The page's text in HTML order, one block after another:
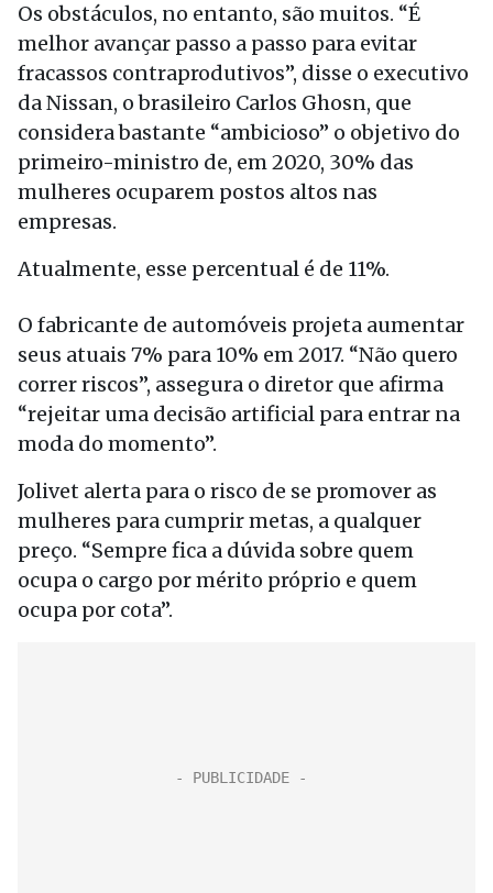
Os obstáculos, no entanto, são muitos. “É
melhor avançar passo a passo para evitar
fracassos contraprodutivos”, disse o executivo
da Nissan, o brasileiro Carlos Ghosn, que
considera bastante “ambicioso” o objetivo do
primeiro-ministro de, em 2020, 30% das
mulheres ocuparem postos altos nas
empresas.
Atualmente, esse percentual é de 11%.
O fabricante de automóveis projeta aumentar
seus atuais 7% para 10% em 2017. “Não quero
correr riscos”, assegura o diretor que afirma
“rejeitar uma decisão artificial para entrar na
moda do momento”.
Jolivet alerta para o risco de se promover as
mulheres para cumprir metas, a qualquer
preço. “Sempre fica a dúvida sobre quem
ocupa o cargo por mérito próprio e quem
ocupa por cota”.